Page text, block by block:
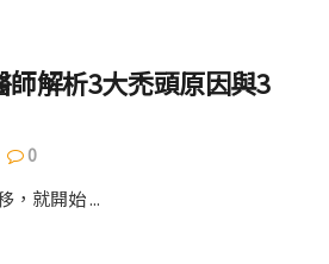
解析3大禿頭原因與3
0
，就開始 ...